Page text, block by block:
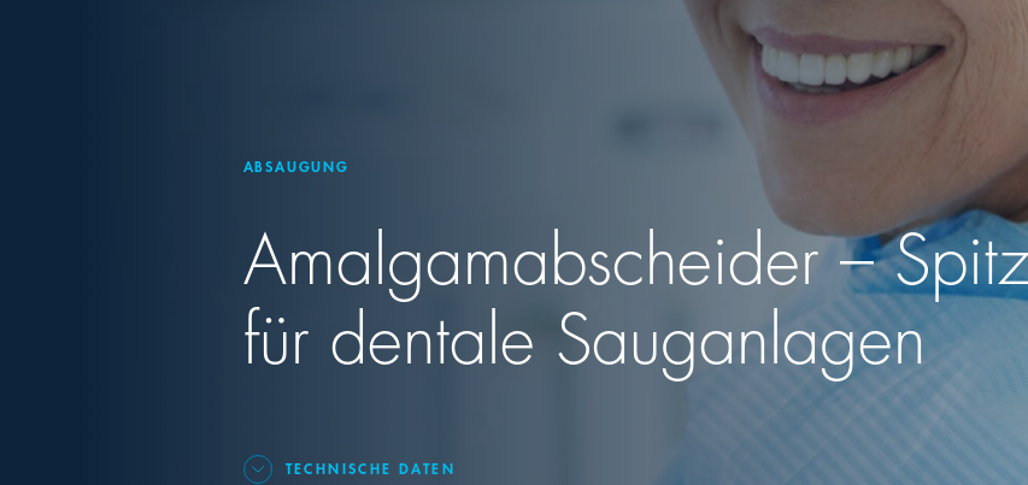
ABSAUGUNG
Amalgamabscheider –
für dentale Sauganlagen
TECHNISCHE DATEN